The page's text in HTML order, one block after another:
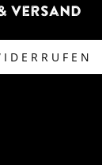
Versand